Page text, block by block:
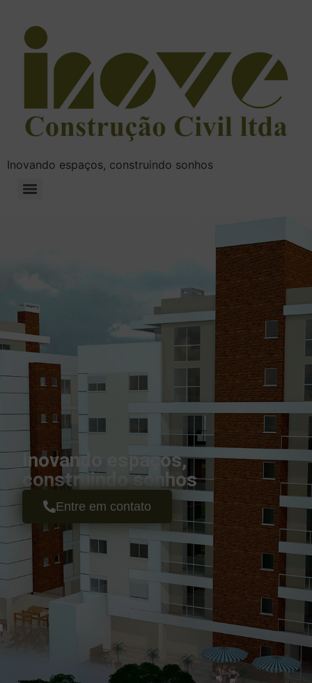
Inovando espaços, construindo sonhos
Inovando espaços,
construindo sonhos
Entre em contato